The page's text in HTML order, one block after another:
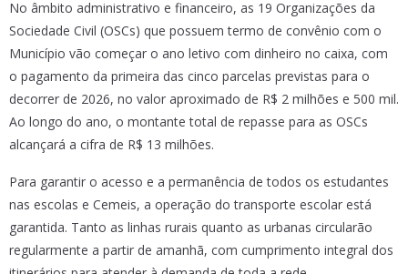
No âmbito administrativo e financeiro, as 19 Organizações da
Sociedade Civil (OSCs) que possuem termo de convênio com o
Município vão começar o ano letivo com dinheiro no caixa, com
o pagamento da primeira das cinco parcelas previstas para o
decorrer de 2026, no valor aproximado de R$ 2 milhões e 500 mil.
Ao longo do ano, o montante total de repasse para as OSCs
alcançará a cifra de R$ 13 milhões.
Para garantir o acesso e a permanência de todos os estudantes
nas escolas e Cemeis, a operação do transporte escolar está
garantida. Tanto as linhas rurais quanto as urbanas circularão
regularmente a partir de amanhã, com cumprimento integral dos